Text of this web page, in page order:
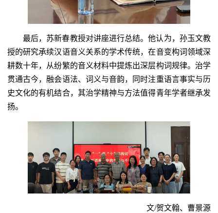
最后，苏新春教授对讲座进行总结。他认为，孙玉文教
授的研究承续汉语音义关系的学术传统，在音变构词领域深
耕数十年，从纷繁的音义材料中提炼出深层构词规律。治学
贯通古今，融会语法、词义与音韵，同时注重语言事实与历
史文化的有机结合，其治学精神与方法值得青年学者继承发
扬。
文/贺文翰、曹景源